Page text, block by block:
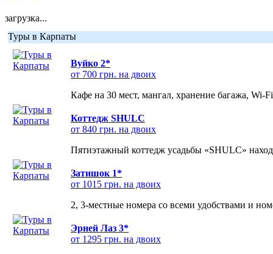
загрузка...
Туры в Карпаты
Вуйко 2*
от 700 грн. на двоих
Кафе на 30 мест, мангал, хранение багажа, Wi-
Коттедж SHULC
от 840 грн. на двоих
Пятиэтажный коттедж усадьбы «SHULC»
Затишок 1*
от 1015 грн. на двоих
2, 3-местные номера со всеми удобствами и
Эрней Лаз 3*
от 1295 грн. на двоих